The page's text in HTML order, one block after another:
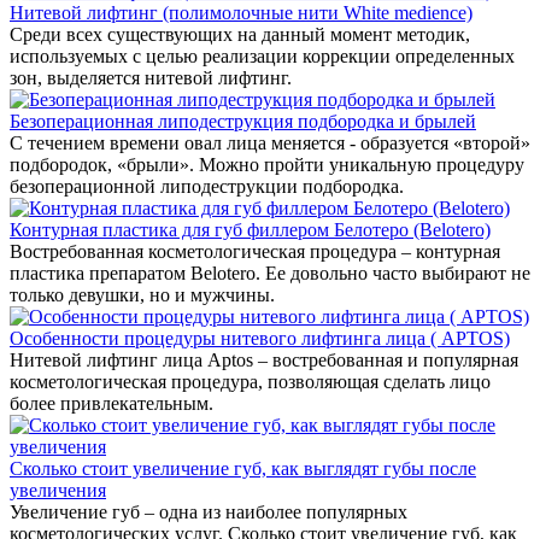
Нитевой лифтинг (полимолочные нити White medience)
Среди всех существующих на данный момент методик,
используемых с целью реализации коррекции определенных
зон, выделяется нитевой лифтинг.
Безоперационная липодеструкция подбородка и брылей
С течением времени овал лица меняется - образуется «второй»
подбородок, «брыли». Можно пройти уникальную процедуру
безоперационной липодеструкции подбородка.
Контурная пластика для губ филлером Белотеро (Belotero)
Востребованная косметологическая процедура – контурная
пластика препаратом Belotero. Ее довольно часто выбирают не
только девушки, но и мужчины.
Особенности процедуры нитевого лифтинга лица ( APTOS)
Нитевой лифтинг лица Aptos – востребованная и популярная
косметологическая процедура, позволяющая сделать лицо
более привлекательным.
Сколько стоит увеличение губ, как выглядят губы после
увеличения
Увеличение губ – одна из наиболее популярных
косметологических услуг. Сколько стоит увеличение губ, как